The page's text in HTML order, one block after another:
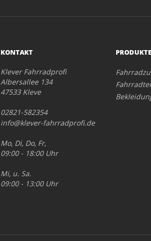
KONTAKT
Klever Fahrradprofi
Albersallee 134
47533 Kleve
02821-582354
info@klever-fahrradprofi.de
Mo, Di, Do, Fr,
09:00 - 18:00 Uhr
Mi, u. Sa.
09:00 - 13:00 Uhr
PRODUKTE